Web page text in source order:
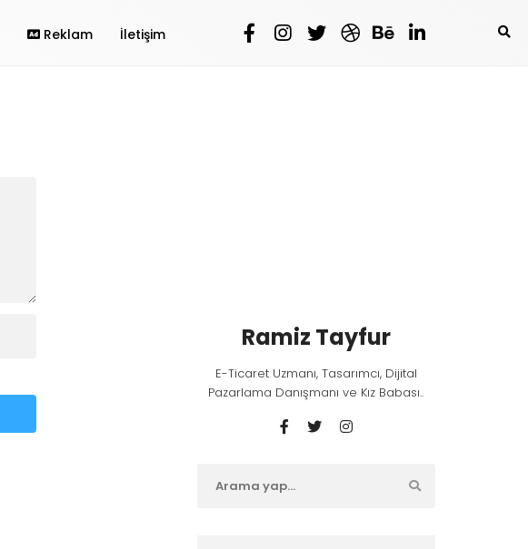
Reklam İletişim
Ramiz Tayfur
E-Ticaret Uzmanı, Tasarımcı, Dijital
Pazarlama Danışmanı ve Kız Babası..